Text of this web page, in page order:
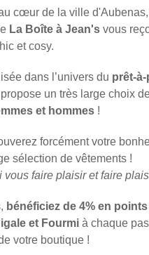
cœur de la ville
La Boîte à Jean's vous
et cosy.
dans l’univers du prêt-
un très large choix
et hommes !
forcément votre
sélection de vêtements !
vous faire plaisir et faire
bénéficiez de 4% en
et Fourmi à chaque
votre boutique !